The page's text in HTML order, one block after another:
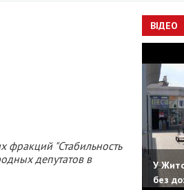
фракций "Стабильность
депутатов в
ВІДЕО
У
без